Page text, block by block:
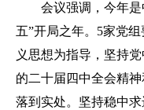
会议强调，今年是
五”开局之年。5家党
义思想为指导，坚持
的二十届四中全会精
落到实处。坚持稳中